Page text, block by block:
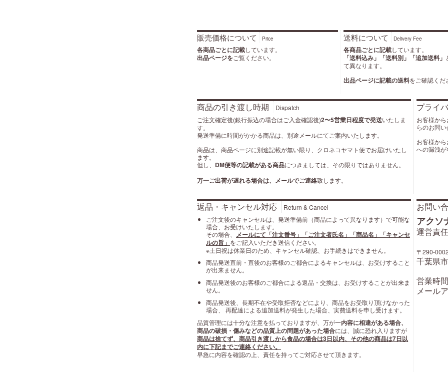
販売価格について Price
各商品ごとに記載しています。
出品ページをご覧ください。
送料について Delivery Fee
各商品ごとに記載しています。
「送料込み」「送料別」「追加送料」
て異なります。
出品ページに記載の送料をご確認くだ
商品の引き渡し時期
Dispatch
ご注文確定後(銀行振込の場合はご入金確認後)2〜5営業日程度で発送いたしま
す。
発送準備に時間がかかる商品は、別途メールにてご案内いたします。
商品は、商品ページに別途記載が無い限り、クロネコヤマト便でお届けいたし
ます。
但し、 DM便等の記載がある商品につきましては、その限りではありません。
万一ご出荷が遅れる場合は、メールでご連絡致します。
プライ
お客様か
らのお問
お客様か
への漏洩
返品・キャンセル対応
Return & Cancel
ご注文後のキャンセルは、発送準備前（商品によって異なります）で可能な
場合、お受けいたします。
その場合、 メールにて「注文番号」「ご注文者氏名」「商品名」「キャンセ
ルの旨」 をご記入いただき送信ください。
※土日祝は休業日のため、キャンセル確認、お手続きはできません。
商品発送直前・直後のお客様のご都合によるキャンセルは、お受けすること
が出来ません。
商品発送後のお客様のご都合による返品・交換は、お受けすることが出来ま
せん。
商品発送後、長期不在や受取拒否などにより、商品をお受取り頂けなかった
場合、 再配達による追加送料が発生した場合、実費送料を申し受けます。
品質管理には十分な注意を払っておりますが、万が一内容に相違がある場合、
商品の破損・傷みなどの品質上の問題があった場合には、誠に恐れ入りますが
商品は捨てず、商品引き渡しから食品の場合は3日以内、その他の商品は7日以
内に下記までご連絡ください。
早急に内容を確認の上、責任を持ってご対応させて頂きます。
お問い
アクソ
運営責
〒290-
千葉県
営業時
メール